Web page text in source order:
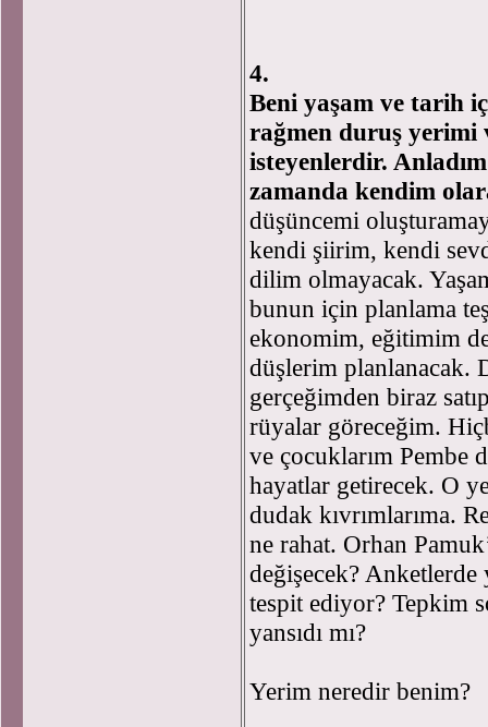
4.
Beni yaşam ve tarih
rağmen duruş yerimi
isteyenlerdir.
zamanda kendim
düşüncemi
kendi şiirim, kendi
dilim olmayacak.
bunun için planlama
ekonomim, eğitimim
düşlerim planlanacak.
gerçeğimden biraz
rüyalar göreceğim.
ve çocuklarım Pembe
hayatlar getirecek. O
dudak kıvrımlarıma.
ne rahat. Orhan
değişecek? Anketlerde
tespit ediyor? Tepkim
yansıdı mı?
Yerim neredir benim?